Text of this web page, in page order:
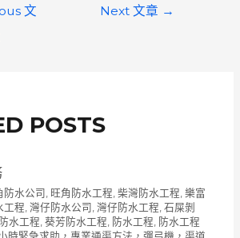
文
Next 文章 →
POSTS
防水公司 旺角防水工程 柴灣防水工程 樂富
工程 灣仔防水公司 灣仔防水工程 石屎剝
水工程 葵芳防水工程 防水工程 防水工程